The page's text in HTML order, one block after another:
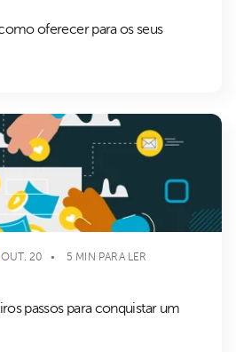
oferecer para os seus
OUT. 20 5 MIN PARA LER
passos para conquistar um